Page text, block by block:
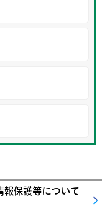
報保護等について